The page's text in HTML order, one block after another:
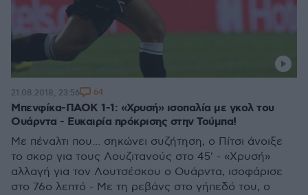
Μπενφίκα-ΠΑΟΚ 1-1: «Χρυσή» ισοπαλία με γκολ του
Ουάρντα - Ευκαιρία πρόκρισης στην Τούμπα!
Με πέναλτι που... σηκώνει συζήτηση, ο Πίτσι άνοιξε
το σκορ για τους Λουζιτανούς στο 45' - «Χρυσή»
αλλαγή για τον Λουτσέσκου ο Ουάρντα, ισοφάρισε
στο 76ο λεπτό - Με τη ρεβάνς στο γήπεδό του, ο
21.08.2018, 23:56 64